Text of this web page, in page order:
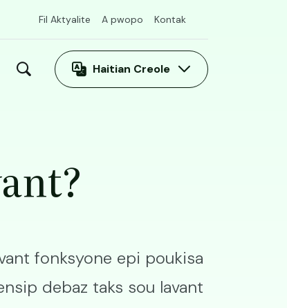
Fil Aktyalite A pwopo Kontak
Haitian Creole
fonksyone epi poukisa
debaz taks sou lavant